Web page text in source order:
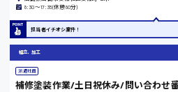
香川県
時給1100円〜
8:30〜17:35(休憩80分)
担当者イチオシ案件！
組立、加工
派遣社員
補修塗装作業/土日祝休み/問い合わせ